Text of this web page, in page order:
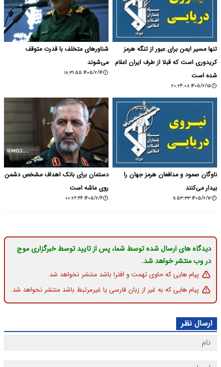
تنها مسیر ایمن برای عبور از تنگه هرمز
کریدوری است که قبلا از طرف ایران اعلام
شده است
۱۴۰۵/۲/۱۵ ۲۰:۲۴:۰۸
شناورهای متخلف با قدرت متوقف
می‌شوند
۱۴۰۵/۲/۱۴ ۱۸:۳۱:۵۵
ناوگان صمود و مدافعان هرمز جهان را
بیدار می‌کنند
۱۴۰۵/۲/۱۲ ۱۱:۵۳:۳۳
دستمان برای بانک اهداف مشخص دشمن
روی ماشه است
۱۴۰۵/۲/۴ ۰۰:۲۶:۴۴
دیدگاه های ارسال شده توسط شما، پس از تایید توسط خبرگزاری موج
در وب منتشر خواهد شد.
پیام هایی که حاوی تهمت و افترا باشد منتشر نخواهد شد.
پیام هایی که به غیر از زبان فارسی یا غیرمرتبط باشد منتشر نخواهد شد.
ارسال نظر